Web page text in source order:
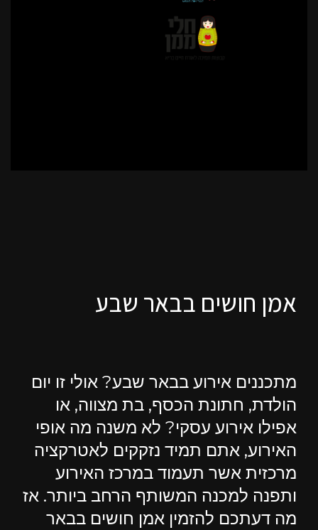
אמן חושים בבאר שבע
מתכננים אירוע בבאר שבע? אולי זו יום
הולדת, חתונת הכסף, בת מצווה, או
אפילו אירוע עסקי? לא משנה מה אופי
האירוע, אתם תמיד נזקקים לאטרקציה
מרכזית אשר תעמוד במרכז האירוע
ותפנה למכנה המשותף הרחב ביותר. אז
מה דעתכם להזמין אמן חושים בבאר